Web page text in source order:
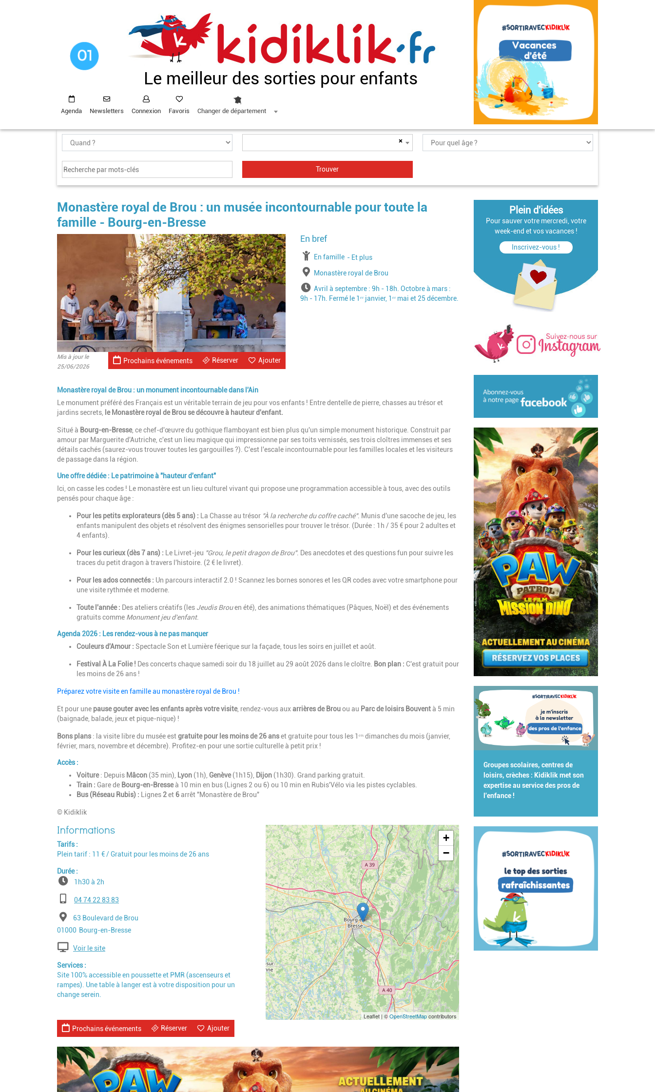
Le meilleur des sorties pour enfants
Agenda Newsletters Connexion Favoris Changer de département
×
Monastère royal de Brou : un musée incontournable pour toute la
famille - Bourg-en-Bresse
Image
Ajouter
Réserver
Prochains événements
Mis à jour le
25/06/2026
à partir de
En famille jusqu'à l'âge de
Et plus
Lieu
Monastère royal de Brou
HorairesAvril à septembre : 9h - 18h. Octobre à mars :
9h - 17h. Fermé le 1ᵉʳ janvier, 1ᵉʳ mai et 25 décembre.
Monastère royal de Brou : un monument incontournable dans l'Ain
Le monument préféré des Français est un véritable terrain de jeu pour vos enfants ! Entre dentelle de pierre, chasses au trésor et
jardins secrets,
le Monastère royal de Brou se découvre à hauteur d'enfant.
Situé à Bourg-en-Bresse, ce chef-d'œuvre du gothique flamboyant est bien plus qu'un simple monument historique. Construit par
amour par Marguerite d'Autriche, c'est un lieu magique qui impressionne par ses toits vernissés, ses trois cloîtres immenses et ses
détails cachés (saurez-vous trouver toutes les gargouilles ?). C'est l'escale incontournable pour les familles locales et les visiteurs
de passage dans la région.
Une offre dédiée : Le patrimoine à "hauteur d'enfant"
Ici, on casse les codes ! Le monastère est un lieu culturel vivant qui propose une programmation accessible à tous, avec des outils
pensés pour chaque âge :
Pour les petits explorateurs (dès 5 ans) : La Chasse au trésor "À la recherche du coffre caché". Munis d'une sacoche de jeu, les
enfants manipulent des objets et résolvent des énigmes sensorielles pour trouver le trésor. (Durée : 1h / 35 € pour 2 adultes et
4 enfants).
Pour les curieux (dès 7 ans) : Le Livret-jeu "Grou, le petit dragon de Brou". Des anecdotes et des questions fun pour suivre les
traces du petit dragon à travers l'histoire. (2 € le livret).
Pour les ados connectés : Un parcours interactif 2.0 ! Scannez les bornes sonores et les QR codes avec votre smartphone pour
une visite rythmée et moderne.
Toute l'année : Des ateliers créatifs (les Jeudis Brouen été), des animations thématiques (Pâques, Noël) et des événements
gratuits comme Monument jeu d'enfant.
Agenda 2026 : Les rendez-vous à ne pas manquer
Couleurs d'Amour : Spectacle Son et Lumière féerique sur la façade, tous les soirs en juillet et août.
Festival À La Folie ! Des concerts chaque samedi soir du 18 juillet au 29 août 2026 dans le cloître. Bon plan : C'est gratuit pour
les moins de 26 ans !
Préparez votre visite en famille au monastère royal de Brou !
Et pour une pause gouter avec les enfants après votre visite, rendez-vous auxarrières de Brouou au Parc de loisirs Bouventà 5 min
(baignade, balade, jeux et pique-nique) !
Bons plans : la visite libre du musée estgratuite pour les moins de 26 anset gratuite pour tous les 1ᵉʳˢ dimanches du mois (janvier,
février, mars, novembre et décembre). Profitez-en pour une sortie culturelle à petit prix !
Accès :
Voiture: Depuis Mâcon (35 min), Lyon (1h), Genève(1h15), Dijon (1h30). Grand parking gratuit.
Train : Gare de Bourg-en-Bresseà 10 min en bus (Lignes 2 ou 6) ou 10 min en Rubis'Vélovia les pistes cyclables.
Bus (Réseau Rubis) : Lignes 2et 6arrêt "Monastère de Brou"
© Kidiklik
Tarifs
Plein tarif : 11 € / Gratuit pour les moins de 26 ans
Durée
1h30 à 2h
Téléphone04 74 22 83 83
Adresse63 Boulevard de Brou
Code postal
01000 Ville
Bourg-en-Bresse
Voir le site
Services
Site 100% accessible en poussette et PMR (ascenseurs et
rampes). Une table à langer est à votre disposition pour un
change serein.
Geolocalisation
+
−
Leaflet | ©OpenStreetMapcontributors
Ajouter
Réserver
Prochains événements
Plein d'idées
Pour sauver votre mercredi, votre
week-end et vos vacances !
Inscrivez-vous !
Groupes scolaires, centres de
loisirs, crèches : Kidiklik met son
expertise au service des pros de
l'enfance !